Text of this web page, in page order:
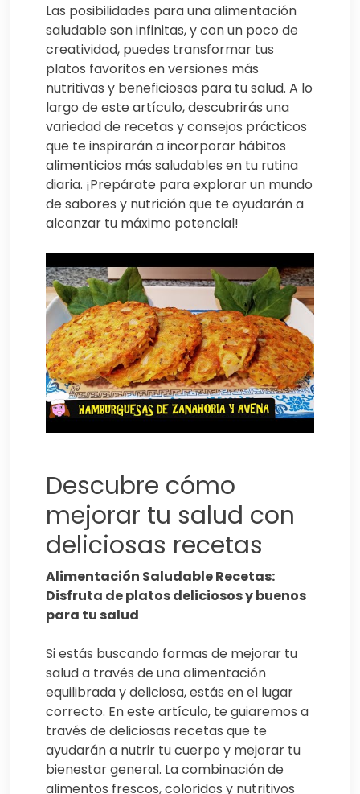
Las posibilidades para una alimentación
saludable son infinitas, y con un poco de
creatividad, puedes transformar tus
platos favoritos en versiones más
nutritivas y beneficiosas para tu salud. A lo
largo de este artículo, descubrirás una
variedad de recetas y consejos prácticos
que te inspirarán a incorporar hábitos
alimenticios más saludables en tu rutina
diaria. ¡Prepárate para explorar un mundo
de sabores y nutrición que te ayudarán a
alcanzar tu máximo potencial!
Descubre cómo
mejorar tu salud con
deliciosas recetas
Alimentación Saludable Recetas:
Disfruta de platos deliciosos y buenos
para tu salud
Si estás buscando formas de mejorar tu
salud a través de una alimentación
equilibrada y deliciosa, estás en el lugar
correcto. En este artículo, te guiaremos a
través de deliciosas recetas que te
ayudarán a nutrir tu cuerpo y mejorar tu
bienestar general. La combinación de
alimentos frescos, coloridos y nutritivos